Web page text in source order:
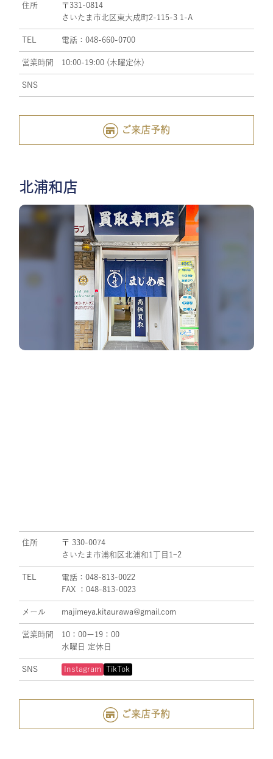
住所
〒331-0814
さいたま市北区東大成町2-115-3 1-A
TEL 電話：048-660-0700
営業時間 10:00-19:00 (木曜定休)
SNS
ご来店予約
北浦和店
住所
〒 330-0074
さいたま市浦和区北浦和1丁目1ｰ2
TEL
電話：048-813-0022
FAX ：048-813-0023
メール majimeya.kitaurawa@gmail.com
営業時間
10：00ー19：00
水曜日 定休日
SNS Instagram TikTok
ご来店予約